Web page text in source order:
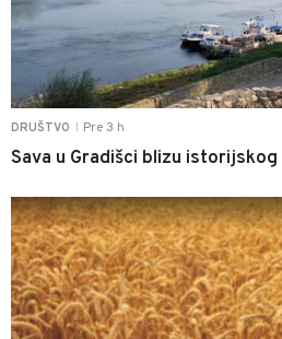
DRUŠTVO Pre 3 h
Sava u Gradišci blizu istorijskog